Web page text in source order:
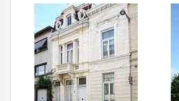
Hergebruik
Over ons
Aanmelden